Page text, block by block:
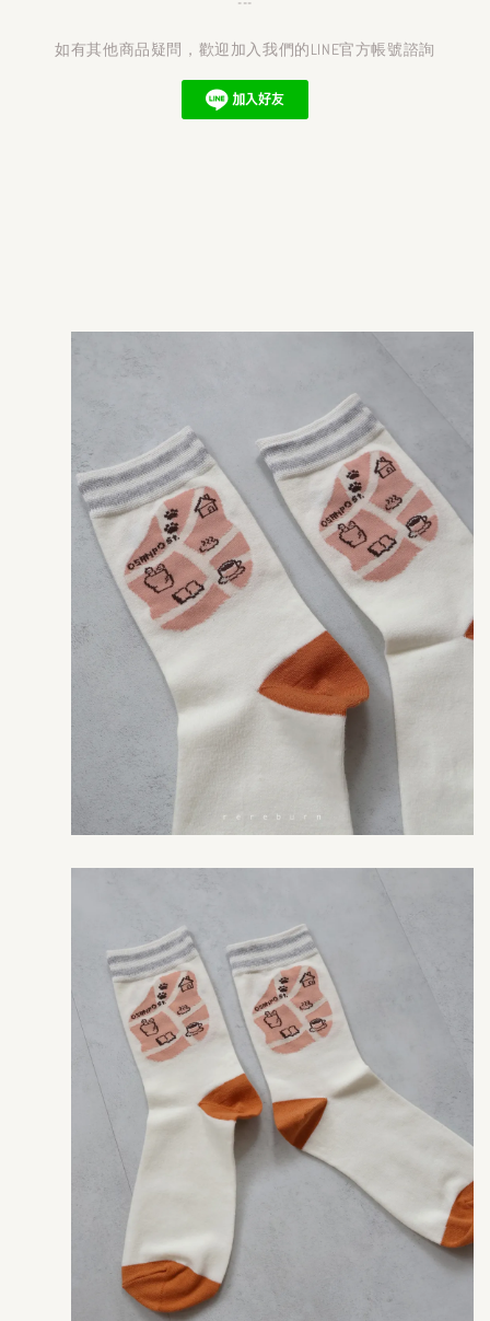
如有其他商品疑問，歡迎加入我們的LINE官方帳號諮詢